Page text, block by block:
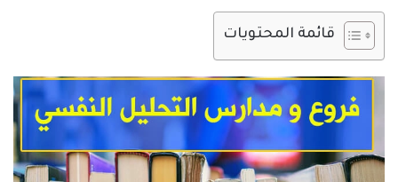
قائمة المحتويات